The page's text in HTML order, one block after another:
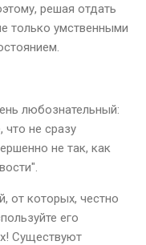
решая отдать
только умственными
любознательный:
что не сразу
не так, как
от которых, честно
его
Существуют